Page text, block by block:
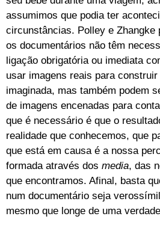
assumimos que podia ter
circunstâncias. Polley e Zhangke
os documentários não têm
ligação obrigatória ou imediata
usar imagens reais para
imaginada, mas também podem
de imagens encenadas para
que é necessário é que o
realidade que conhecemos, que
que está em causa é a nossa
formada através dos media, das
que encontramos. Afinal, basta
num documentário seja
mesmo que longe de uma